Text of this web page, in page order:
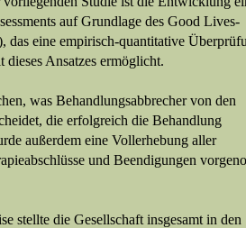
auf Grundlage des Good Lives-
das eine empirisch-quantitative
dieses Ansatzes ermöglicht.
was Behandlung­sab­brecher von den
die erfolgreich die Behandlung
außerdem eine Vollerhebung aller
und Beendigungen
stellte die Gesellschaft insgesamt in den